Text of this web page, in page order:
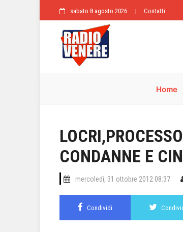
sabato 8 agosto 2026 Contatti
Home
CONDANNE E
mercoledì, 31 ottobre 2012 08:37
Condividi